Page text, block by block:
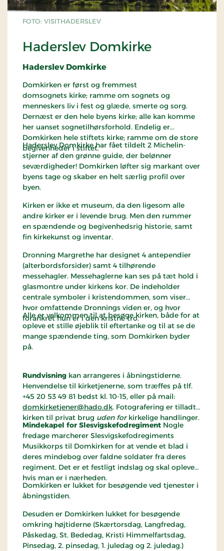
FOTO: VISITHADERSLEV
Haderslev Domkirke
Haderslev Domkirke
Domkirken er først og fremmest
domsognets kirke; ramme om sognets og
menneskers liv i fest og glæde, smerte og sorg.
Dernæst er den hele byens kirke; alle kan komme
her uanset sognetilhørsforhold. Endelig er
Domkirken hele stiftets kirke; ramme om de store
begivenheder i stiftet.
Haderslev Domkirke har fået tildelt 2 Michelin-
stjerner af den grønne guide, der belønner
seværdigheder! Domkirken løfter sig markant over
byens tage og skaber en helt særlig profil over
byen.
Kirken er ikke et museum, da den ligesom alle
andre kirker er i levende brug. Men den rummer
en spændende og begivenhedsrig historie, samt
fin kirkekunst og inventar.
Dronning Margrethe har designet 4 antependier
(alterbordsforsider) samt 4 tilhørende
messehagler. Messehaglerne kan ses på tæt hold i
glasmontre under kirkens kor. De indeholder
centrale symboler i kristendommen, som viser
hvor omfattende Dronnings viden er, og hvor
forankret hun er i den kristne tro.
Alle er velkommen til at besøge kirken, både for at
opleve et stille øjeblik til eftertanke og til at se de
mange spændende ting, som Domkirken byder
på.
Rundvisning kan arrangeres i åbningstiderne.
Henvendelse til kirketjenerne, som træffes på tlf.
+45 20 53 49 81 bedst kl. 10-15, eller på mail:
domkirketjener@hado.dk. Fotografering er tilladt i
kirken til privat brug uden forkirkelige handlinger.
Mindekapel for Slesvigskefodregiment Nogle
fredage marcherer Slesvigskefodregiments
Musikkorps til Domkirken for at vende et blad i
deres mindebog over faldne soldater fra deres
regiment. Det er et festligt indslag og skal opleves
hvis man er i nærheden.
Domkirken er lukket for besøgende ved tjenester i
åbningstiden.
Desuden er Domkirken lukket for besøgende
omkring højtiderne (Skærtorsdag, Langfredag,
Påskedag, St. Bededag, Kristi Himmelfartsdag,
Pinsedag, 2. pinsedag, 1. juledag og 2. juledag.)